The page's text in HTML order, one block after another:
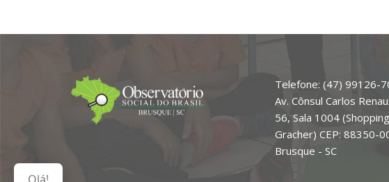
Telefone: (47) 99126-
Av. Cônsul Carlos
56, Sala 1004 (Shopping
Gracher) CEP: 88350-
Brusque - SC